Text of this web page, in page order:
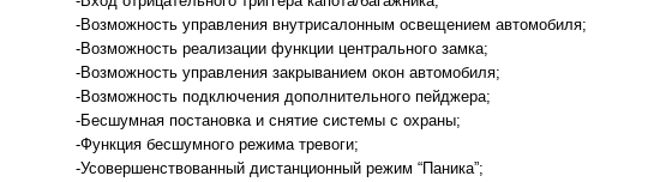
-Возможность управления внутрисалонным освещением автомобиля;
-Возможность реализации функции центрального замка;
-Возможность управления закрыванием окон автомобиля;
-Возможность подключения дополнительного пейджера;
-Бесшумная постановка и снятие системы с охраны;
-Функция бесшумного режима тревоги;
-Усовершенствованный дистанционный режим “Паника”;